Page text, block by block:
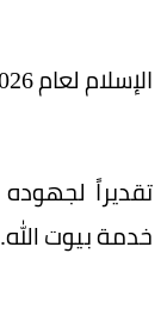
الإسلام لعام 2026م..
تقديراً
خدمة بيوت